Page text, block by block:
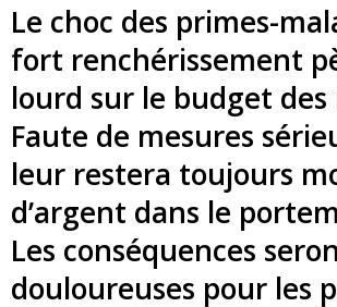
Le choc des primes-
fort renchérissement
lourd sur le budget des
Faute de mesures
leur restera toujours
d’argent dans le
Les conséquences
douloureuses pour les